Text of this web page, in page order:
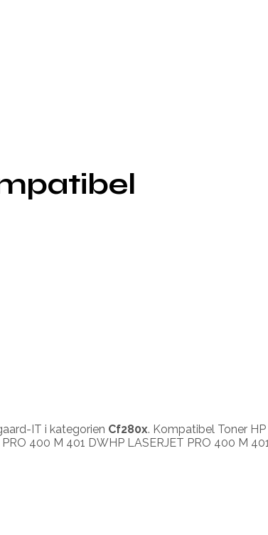
IT i kategorien Cf280x. Kompatibel Toner
400 M 401 DWHP LASERJET PRO 400 M